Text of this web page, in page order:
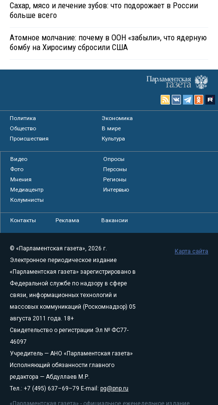
Сахар, мясо и лечение зубов: что подорожает в России
больше всего
Атомное молчание: почему в ООН «забыли», что ядерную
бомбу на Хиросиму сбросили США
Политика
Экономика
Общество
В мире
Происшествия
Культура
Видео
Опросы
Фото
Персоны
Мнения
Регионы
Медиацентр
Интервью
Колумнисты
Контакты Реклама Вакансии
© «Парламентская газета», 2026 г.
Электронное периодическое издание
«Парламентская газета» зарегистрировано в
Федеральной службе по надзору в сфере
связи, информационных технологий и
массовых коммуникаций (Роскомнадзор) 05
августа 2011 года. 18+
Свидетельство о регистрации Эл № ФС77-
46097
Учредитель — АНО «Парламентская газета»
Исполняющий обязанности главного
редактора — Абдуллаев М.Р.
Тел.: +7 (495) 637–69–79 E-mail: pg@pnp.ru
Карта сайта